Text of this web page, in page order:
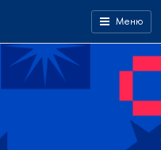
Меню